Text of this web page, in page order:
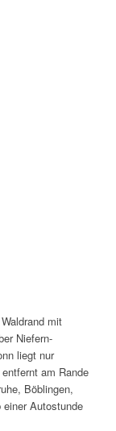
mit
Niefern-
liegt nur
am Rande
Böblingen,
einer Autostunde